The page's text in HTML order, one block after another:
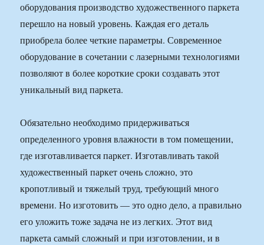
оборудования производство художественного паркета
перешло на новый уровень. Каждая его деталь
приобрела более четкие параметры. Современное
оборудование в сочетании с лазерными технологиями
позволяют в более короткие сроки создавать этот
уникальный вид паркета.
Обязательно необходимо придерживаться
определенного уровня влажности в том помещении,
где изготавливается паркет. Изготавливать такой
художественный паркет очень сложно, это
кропотливый и тяжелый труд, требующий много
времени. Но изготовить — это одно дело, а правильно
его уложить тоже задача не из легких. Этот вид
паркета самый сложный и при изготовлении, и в